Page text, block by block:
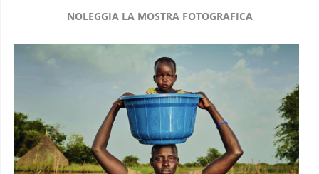
NOLEGGIA LA MOSTRA FOTOGRAFICA